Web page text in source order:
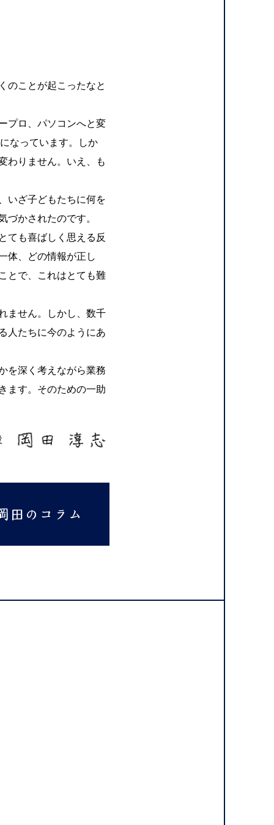
のことが起こったなと
プロ、パソコンへと変
なっています。しか
わりません。いえ、も
いざ子どもたちに何を
かされたのです。
ても喜ばしく思える反
体、どの情報が正し
とで、これはとても難
ません。しかし、数千
人たちに今のようにあ
を深く考えながら業務
ます。そのための一助